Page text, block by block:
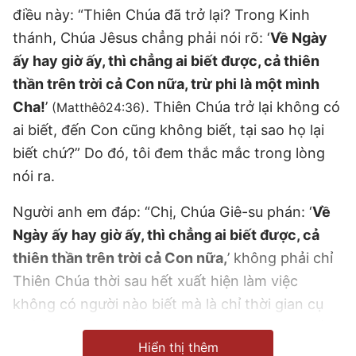
điều này: “Thiên Chúa đã trở lại? Trong Kinh
thánh, Chúa Jêsus chẳng phải nói rõ: ‘Về Ngày
ấy hay giờ ấy, thì chẳng ai biết được, cả thiên
thần trên trời cả Con nữa, trừ phi là một mình
Cha!’ (Matthêô24:36). Thiên Chúa trở lại không có
ai biết, đến Con cũng không biết, tại sao họ lại
biết chứ?” Do đó, tôi đem thắc mắc trong lòng
nói ra.
Người anh em đáp: “Chị, Chúa Giê-su phán: ‘Về
Ngày ấy hay giờ ấy, thì chẳng ai biết được, cả
thiên thần trên trời cả Con nữa,’ không phải chỉ
Thiên Chúa thời sau hết xuất hiện làm việc
không có người nào biết mà là chỉ thời gian cụ
thể Thiên Chúa đến nhân gian không có ai biết,
cũng chính là nói ngày mà Thiên Chúa quang
Hiển thị thêm